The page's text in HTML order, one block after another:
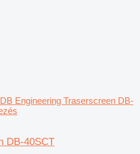
Engineering Traserscreen DB-
DB-40SCT